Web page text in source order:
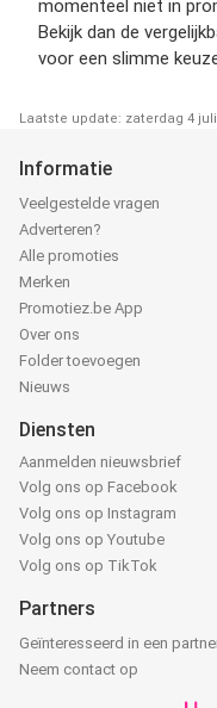
momenteel niet in
Bekijk dan de
voor een slimme
Laatste update: zaterdag 4 juli
Informatie
Veelgestelde vragen
Adverteren?
Alle promoties
Merken
Promotiez.be App
Over ons
Folder toevoegen
Nieuws
Diensten
Aanmelden nieuwsbrief
Volg ons op Facebook
Volg ons op Instagram
Volg ons op Youtube
Volg ons op TikTok
Partners
Geïnteresseerd in een
Neem contact op